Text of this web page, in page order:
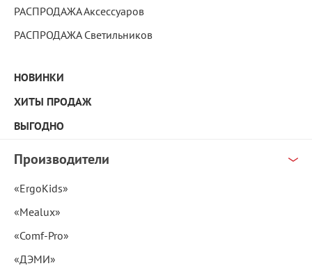
РАСПРОДАЖА Аксессуаров
РАСПРОДАЖА Светильников
НОВИНКИ
ХИТЫ ПРОДАЖ
ВЫГОДНО
Производители
«ErgoKids»
«Mealux»
«Comf-Pro»
«ДЭМИ»